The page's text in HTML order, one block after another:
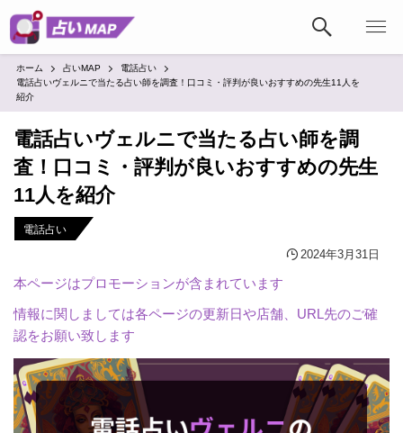
ホーム 占いMAP
電話占い
電話占いヴェルニで当たる占い師を調査！口コミ・評判が良いおすすめの先生11人を
紹介
電話占いヴェルニで当たる占い師を調
査！口コミ・評判が良いおすすめの先生
11人を紹介
電話占い
2024年3月31日
本ページはプロモーションが含まれています
情報に関しましては各ページの更新日や店舗、URL先のご確
認をお願い致します